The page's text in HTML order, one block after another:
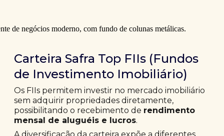
Carteira Safra Top FIIs (Fundos
de Investimento Imobiliário)
Os FIIs permitem investir no mercado imobiliário
sem adquirir propriedades diretamente,
possibilitando o recebimento de rendimento
mensal de aluguéis e lucros.